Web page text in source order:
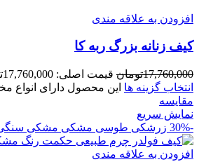
افزودن به علاقه مندی
کيف زنانه بزرگ ربه کا
17,760,000تومان قیمت اصلی: 17,760,000تومان بود.
انتخاب گزینه ها این محصول دارای انواع
مقايسه
نمایش سریع
-30%
زرشکی طوسی مشکی مشکی
افزودن به علاقه مندی